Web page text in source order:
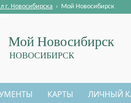
Мой Новосибирск
НОВОСИБИРСК
г. Новосибирска › Мой Новосибирск
КАРТЫ ЛИЧНЫЙ